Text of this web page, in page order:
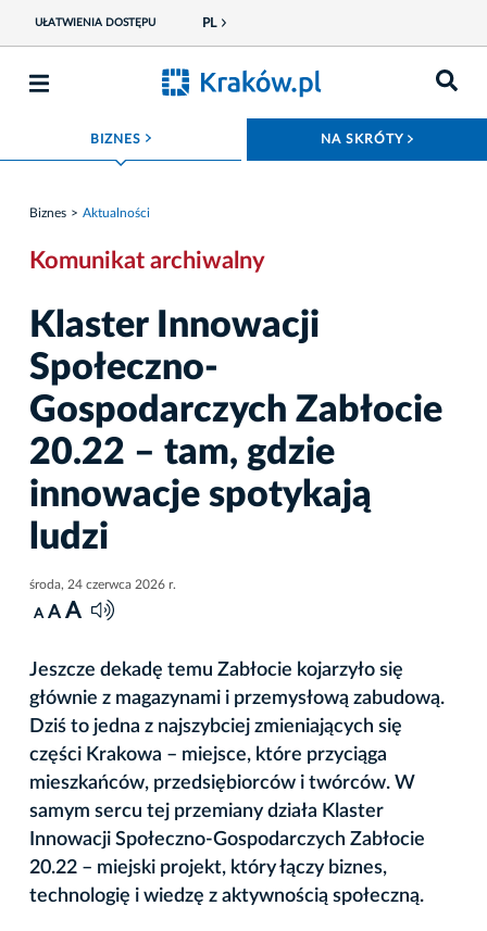
UŁATWIENIA DOSTĘPU PL
BIZNES ROZWIŃ MENU NA SKRÓTY
Biznes Aktualności
Komunikat archiwalny
Klaster Innowacji
Społeczno-
Gospodarczych Zabłocie
20.22 – tam, gdzie
innowacje spotykają
ludzi
środa, 24 czerwca 2026 r.
A A A
Jeszcze dekadę temu Zabłocie kojarzyło się
głównie z magazynami i przemysłową zabudową.
Dziś to jedna z najszybciej zmieniających się
części Krakowa – miejsce, które przyciąga
mieszkańców, przedsiębiorców i twórców. W
samym sercu tej przemiany działa Klaster
Innowacji Społeczno-Gospodarczych Zabłocie
20.22 – miejski projekt, który łączy biznes,
technologię i wiedzę z aktywnością społeczną.